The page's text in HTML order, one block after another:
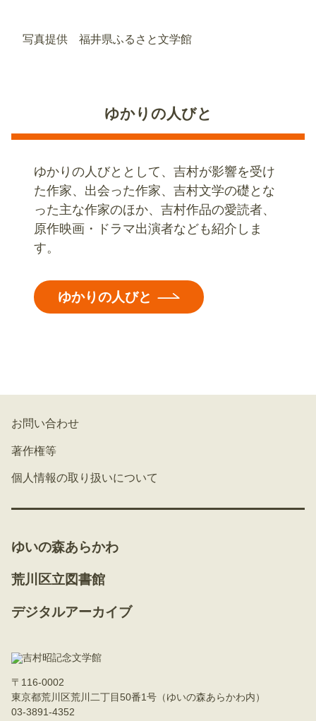
写真提供 福井県ふるさと文学館
ゆかりの人びと
ゆかりの人びととして、吉村が影響を受け
た作家、出会った作家、吉村文学の礎とな
った主な作家のほか、吉村作品の愛読者、
原作映画・ドラマ出演者なども紹介しま
す。
ゆかりの人びと
お問い合わせ
著作権等
個人情報の取り扱いについて
ゆいの森あらかわ
荒川区立図書館
デジタルアーカイブ
〒116-0002
東京都荒川区荒川二丁目50番1号（ゆいの森あらかわ内）
03-3891-4352